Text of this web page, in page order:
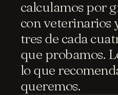
calculamos por
con veterinarios
tres de cada
que probamos.
lo que
queremos.